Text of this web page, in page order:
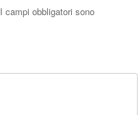
I campi obbligatori sono